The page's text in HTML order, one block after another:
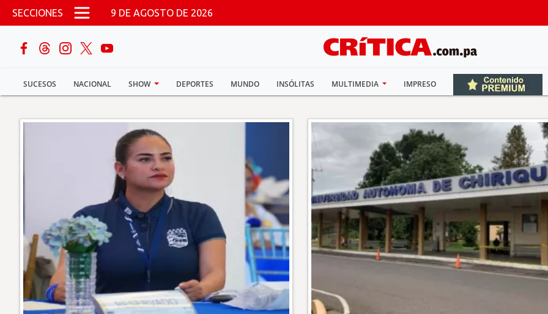
Pasar al contenido principal
SECCIONES 9 DE AGOSTO DE 2026
SUCESOS NACIONAL SHOW DEPORTES MUNDO INSÓLITAS MULTIMEDIA IMPRESO
buscar
Sucesos
Nacional
Deportes
Mundo
Insólitas